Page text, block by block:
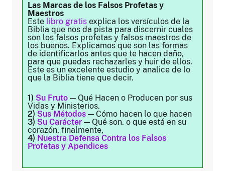
Las Marcas de los Falsos Profetas y
Maestros
Este libro gratis explica los versículos de la
Biblia que nos da pista para discernir cuales
son los falsos profetas y falsos maestros de
los buenos. Explicamos que son las formas
de identificarlos antes que te hacen daño,
para que puedas rechazarles y huir de ellos.
Este es un excelente estudio y analice de lo
que la Biblia tiene que decir.
1) Su Fruto — Qué Hacen o Producen por sus
Vidas y Ministerios.
2) Sus Métodos — Cómo hacen lo que hacen
3) Su Carácter — Qué son. o que está en su
corazón, finalmente,
4) Nuestra Defensa Contra los Falsos
Profetas y Apendices